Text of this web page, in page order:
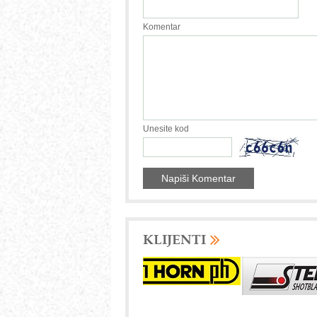
Komentar
Unesite kod
KLIJENTI